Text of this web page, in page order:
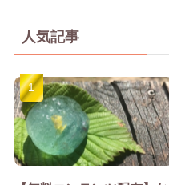
人気記事